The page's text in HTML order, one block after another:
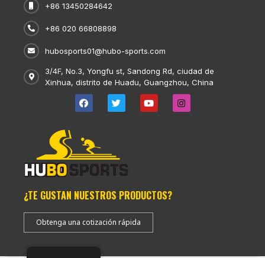
+86 13450284642
+86 020 66808898
hubosports01@hubo-sports.com
3/4F, No.3, Yongfu st, Sandong Rd, ciudad de
Xinhua, distrito de Huadu, Guangzhou, China
¿TE GUSTAN NUESTROS PRODUCTOS?
Obtenga una cotización rápida